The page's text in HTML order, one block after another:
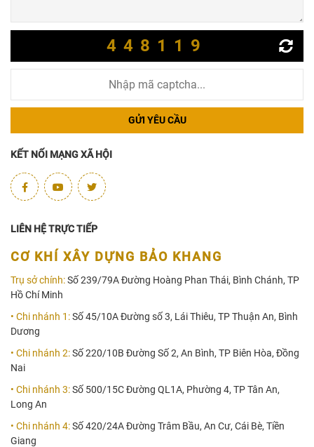
448119
GỬI YÊU CẦU
KẾT NỐI MẠNG XÃ HỘI
LIÊN HỆ TRỰC TIẾP
CƠ KHÍ XÂY DỰNG BẢO KHANG
Trụ sở chính:Số 239/79A Đường Hoàng Phan Thái, Bình Chánh, TP
Hồ Chí Minh
• Chi nhánh 1:Số 45/10A Đường số 3, Lái Thiêu, TP Thuận An, Bình
Dương
• Chi nhánh 2:Số 220/10B Đường Số 2, An Bình, TP Biên Hòa, Đồng
Nai
• Chi nhánh 3:Số 500/15C Đường QL1A, Phường 4, TP Tân An,
Long An
• Chi nhánh 4:Số 420/24A Đường Trâm Bầu, An Cư, Cái Bè, Tiền
Giang